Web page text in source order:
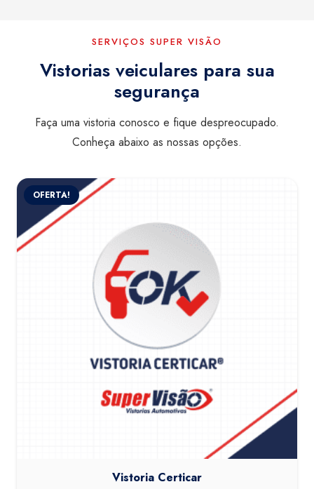
SERVIÇOS SUPER VISÃO
Vistorias veiculares para sua
segurança
Faça uma vistoria conosco e fique despreocupado.
Conheça abaixo as nossas opções.
OFERTA!
Vistoria Certicar